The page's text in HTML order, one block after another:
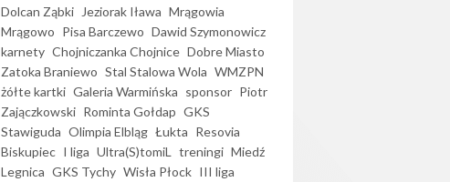
Dolcan Ząbki
Jeziorak Iława Mrągowia
Mrągowo Pisa Barczewo Dawid Szymonowicz
karnety Chojniczanka Chojnice Dobre Miasto
Zatoka Braniewo Stal Stalowa Wola WMZPN
żółte kartki Galeria Warmińska sponsor Piotr
Zajączkowski Rominta Gołdap GKS
Stawiguda Olimpia Elbląg Łukta Resovia
Biskupiec I liga Ultra(S)tomiL treningi Miedź
Legnica GKS Tychy Wisła Płock III liga